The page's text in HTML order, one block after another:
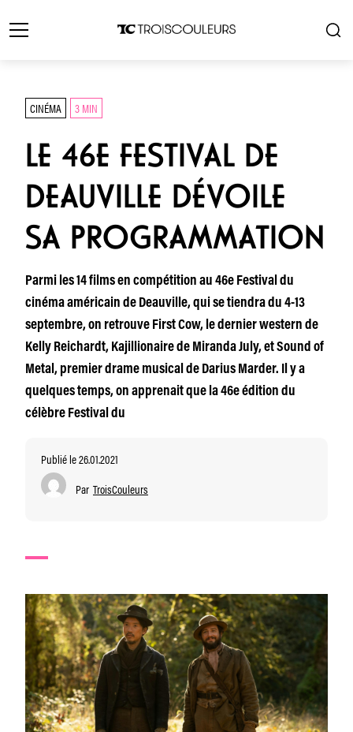
CINÉMA 3 MIN
LE 46E FESTIVAL DE
DEAUVILLE DÉVOILE
SA PROGRAMMATION
Parmi les 14 films en compétition au 46e Festival du
cinéma américain de Deauville, qui se tiendra du 4-13
septembre, on retrouve First Cow, le dernier western de
Kelly Reichardt, Kajillionaire de Miranda July, et Sound of
Metal, premier drame musical de Darius Marder. Il y a
quelques temps, on apprenait que la 46e édition du
célèbre Festival du
Publié le 26.01.2021
Par TroisCouleurs